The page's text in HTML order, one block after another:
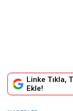
Linke Tıkla,
Ekle!